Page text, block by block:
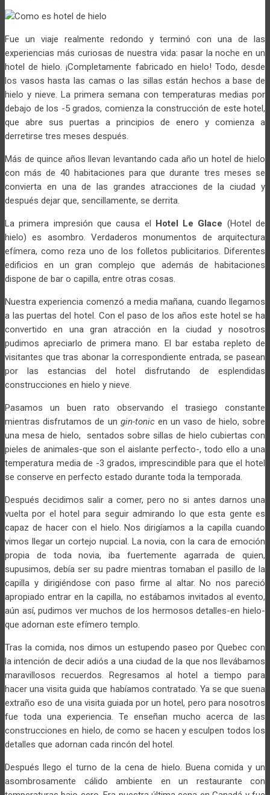
Fue un viaje realmente redondo y terminó con una de las
experiencias más curiosas de nuestra vida: pasar la noche en un
hotel de hielo. ¡Completamente fabricado en hielo! Todo, desde
los vasos hasta las camas o las sillas están hechos a base de
hielo y nieve. La primera semana con temperaturas medias por
debajo de los -5 grados, comienza la construcción de este hotel,
que abre sus puertas a principios de enero y comienza a
derretirse tres meses después.
Más de quince años llevan levantando cada año un hotel de hielo
con más de 40 habitaciones para que durante tres meses se
convierta en una de las grandes atracciones de la ciudad y
después dejar que, sencillamente, se derrita.
La primera impresión que causa el Hotel Le Glace (Hotel de
hielo) es asombro. Verdaderos monumentos de arquitectura
efímera, como reza uno de los folletos publicitarios. Diferentes
edificios en un gran complejo que además de habitaciones
dispone de bar o capilla, entre otras cosas.
Nuestra experiencia comenzó a media mañana, cuando llegamos
a las puertas del hotel. Con el paso de los años este hotel se ha
convertido en una gran atracción en la ciudad y nosotros
pudimos apreciarlo de primera mano. El bar estaba repleto de
visitantes que tras abonar la correspondiente entrada, se pasean
por las estancias del hotel disfrutando de esplendidas
construcciones en hielo y nieve.
Pasamos un buen rato observando el trasiego constante
mientras disfrutamos de un gin-tonicen un vaso de hielo, sobre
una mesa de hielo, sentados sobre sillas de hielo cubiertas con
pieles de animales-que son el aislante perfecto-, todo ello a una
temperatura media de -3 grados, imprescindible para que el hotel
se conserve en perfecto estado durante toda la temporada.
Después decidimos salir a comer, pero no si antes darnos una
vuelta por el hotel para seguir admirando lo que esta gente es
capaz de hacer con el hielo. Nos dirigíamos a la capilla cuando
vimos llegar un cortejo nupcial. La novia, con la cara de emoción
propia de toda novia, iba fuertemente agarrada de quien,
supusimos, debía ser su padre mientras tomaban el pasillo de la
capilla y dirigiéndose con paso firme al altar. No nos pareció
apropiado entrar en la capilla, no estábamos invitados al evento,
aún así, pudimos ver muchos de los hermosos detalles-en hielo-
que adornan este efímero templo.
Tras la comida, nos dimos un estupendo paseo por Quebec con
la intención de decir adiós a una ciudad de la que nos llevábamos
maravillosos recuerdos. Regresamos al hotel a tiempo para
hacer una visita guida que habíamos contratado. Ya se que suena
extraño eso de una visita guiada por un hotel, pero para nosotros
fue toda una experiencia. Te enseñan mucho acerca de las
construcciones en hielo, de como se hacen y esculpen todos los
detalles que adornan cada rincón del hotel.
Después llego el turno de la cena de hielo. Buena comida y un
asombrosamente cálido ambiente en un restaurante con